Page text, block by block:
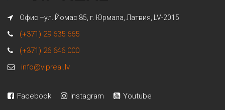
Офис –ул. Йомас 85, г. Юрмала, Латвия, LV-2015
(+371) 29 635 665
(+371) 26 646 000
info@vipreal.lv
Facebook Instagram Youtube